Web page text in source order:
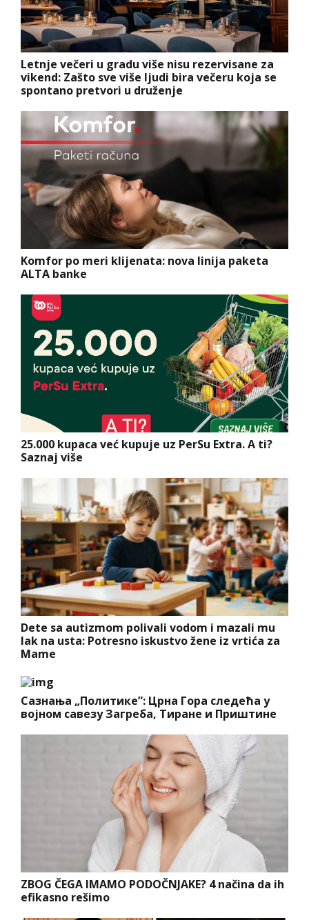
Letnje večeri u gradu više nisu rezervisane za
vikend: Zašto sve više ljudi bira večeru koja se
spontano pretvori u druženje
Komfor po meri klijenata: nova linija paketa
ALTA banke
25.000 kupaca već kupuje uz PerSu Extra. A ti?
Saznaj više
Dete sa autizmom polivali vodom i mazali mu
lak na usta: Potresno iskustvo žene iz vrtića za
Mame
Сазнања „Политике”: Црна Гора следећа у
војном савезу Загреба, Тиране и Приштине
ZBOG ČEGA IMAMO PODOČNJAKE? 4 načina da ih
efikasno rešimo